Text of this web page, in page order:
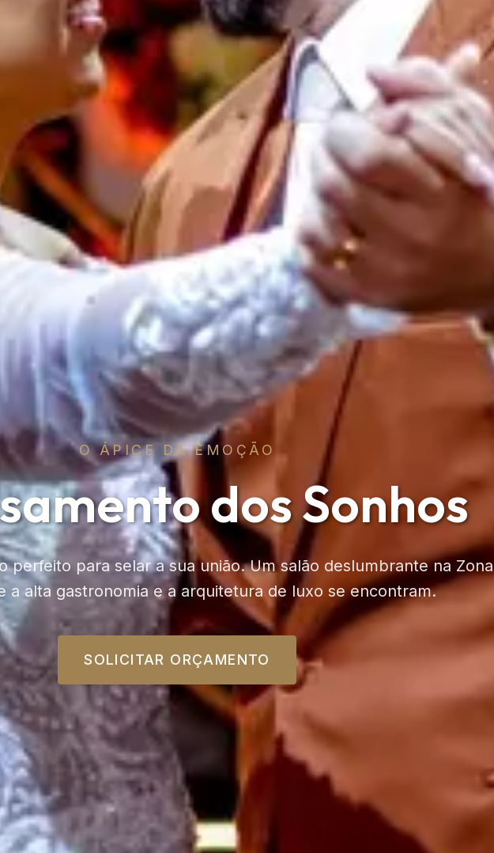
O ÁPICE DA EMOÇÃO
dos Sonhos
perfeito para selar a sua união. Um salão deslumbrante na Zona
a alta gastronomia e a arquitetura de luxo se encontram.
SOLICITAR ORÇAMENTO